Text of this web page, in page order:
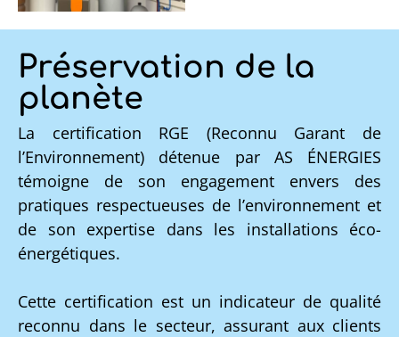
Préservation de la
planète
La certification RGE (Reconnu Garant de
l’Environnement) détenue par AS ÉNERGIES
témoigne de son engagement envers des
pratiques respectueuses de l’environnement et
de son expertise dans les installations éco-
énergétiques.
Cette certification est un indicateur de qualité
reconnu dans le secteur, assurant aux clients